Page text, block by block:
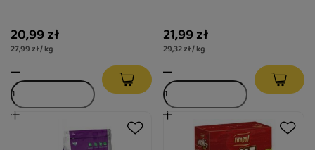
20,99 zł
27,99 zł / kg
21,99 zł
29,32 zł / kg